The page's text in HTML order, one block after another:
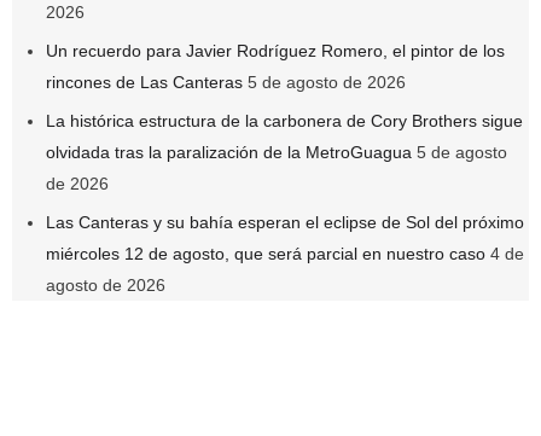
2026
Un recuerdo para Javier Rodríguez Romero, el pintor de los
rincones de Las Canteras 5 de agosto de 2026
La histórica estructura de la carbonera de Cory Brothers sigue
olvidada tras la paralización de la MetroGuagua 5 de agosto
de 2026
Las Canteras y su bahía esperan el eclipse de Sol del próximo
miércoles 12 de agosto, que será parcial en nuestro caso 4 de
agosto de 2026